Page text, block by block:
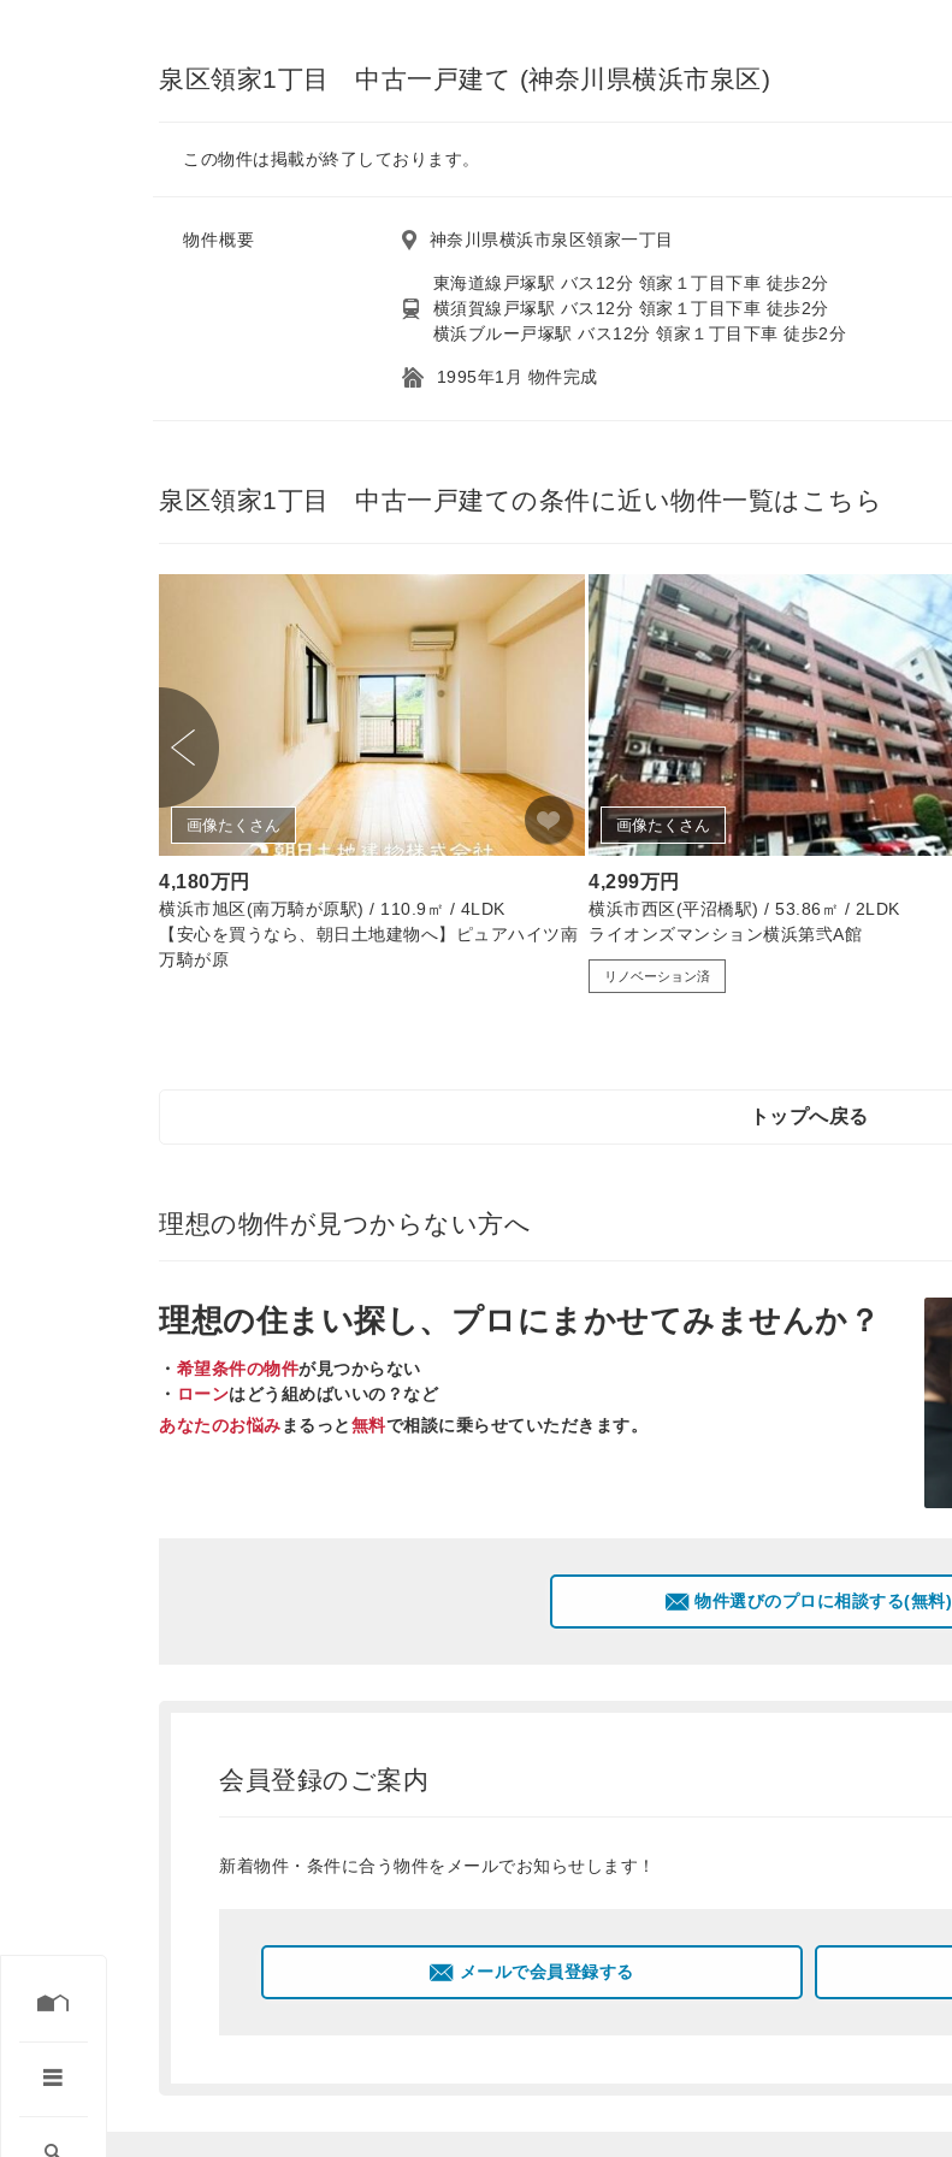
泉区領家1丁目 中古一戸建て (神奈川県横浜市泉区)
この物件は掲載が終了しております。
物件概要 神奈川県横浜市泉区領家一丁目
東海道線戸塚駅 バス12分 領家１丁目下車 徒歩2分
横須賀線戸塚駅 バス12分 領家１丁目下車 徒歩2分
横浜ブルー戸塚駅 バス12分 領家１丁目下車 徒歩2分
1995年1月 物件完成
泉区領家1丁目 中古一戸建ての条件に近い物件一覧はこちら
画像たくさん
4,180万円
横浜市旭区(南万騎が原駅) / 110.9㎡ / 4LDK
【安心を買うなら、朝日土地建物へ】ピュアハイツ南
万騎が原
画像たくさん
4,299万円
横浜市西区(平沼橋駅) / 53.86㎡ / 2LDK
ライオンズマンション横浜第弐A館
リノベーション済
トップへ戻る
理想の物件が見つからない方へ
理想の住まい探し、 プロ にまかせてみませんか？
・ 希望条件の物件が見つからない
・ ローンはどう組めばいいの？など
あなたのお悩み まるっと無料で相談に乗らせていただきます。
物件選びのプロに相談する(無料)
会員登録のご案内
新着物件・条件に合う物件をメールでお知らせします！
メールで会員登録する